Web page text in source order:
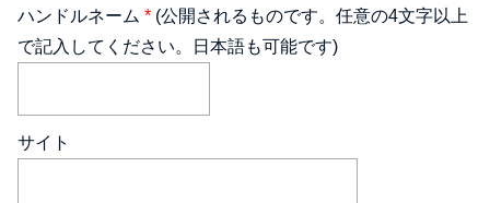
ハンドルネーム * (公開されるものです。任意の4文字以上
で記入してください。日本語も可能です)
サイト